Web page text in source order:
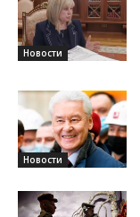
Новости
Новости